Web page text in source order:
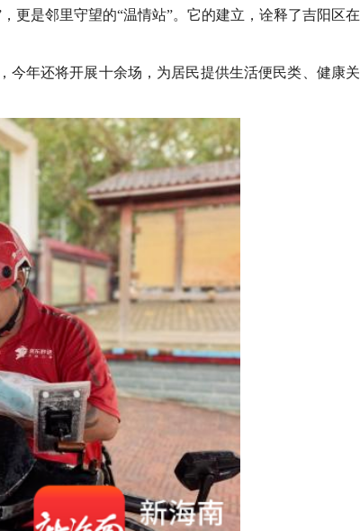
更是邻里守望的“温情站”。它的建立，诠释了吉阳区在
今年还将开展十余场，为居民提供生活便民类、健康关